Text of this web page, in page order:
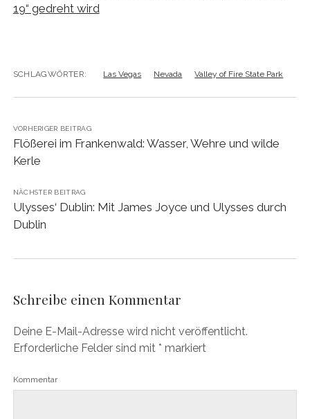
19“ gedreht wird
SCHLAGWÖRTER: Las Vegas Nevada Valley of Fire State Park
VORHERIGER BEITRAG
Flößerei im Frankenwald: Wasser, Wehre und wilde
Kerle
NÄCHSTER BEITRAG
Ulysses‘ Dublin: Mit James Joyce und Ulysses durch
Dublin
Schreibe einen Kommentar
Deine E-Mail-Adresse wird nicht veröffentlicht.
Erforderliche Felder sind mit * markiert
Kommentar